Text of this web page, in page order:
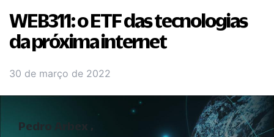
WEB311: o ETF das tecnologias
da próxima internet
30 de março de 2022
Pedro Arbex